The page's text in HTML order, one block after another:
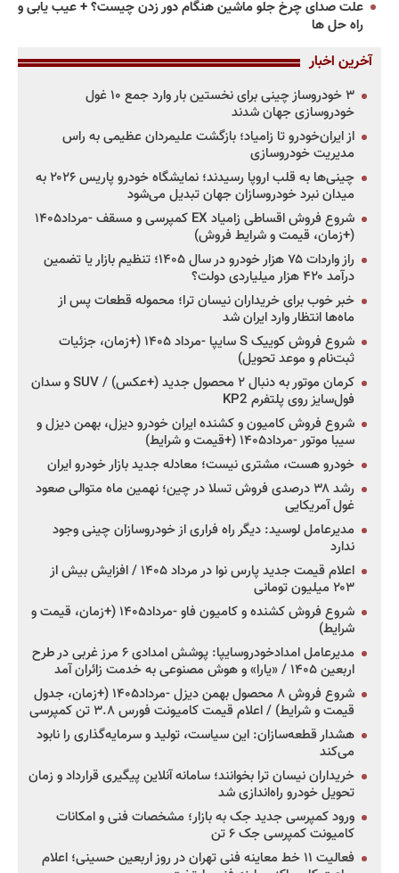
علت صدای چرخ جلو ماشین هنگام دور زدن چیست؟ + عیب یابی و
راه حل ها
آخرین اخبار
۳ خودروساز چینی برای نخستین بار وارد جمع ۱۰ غول
خودروسازی جهان شدند
از ایران‌خودرو تا زامیاد؛ بازگشت علیمردان عظیمی به راس
مدیریت خودروسازی
چینی‌ها به قلب اروپا رسیدند؛ نمایشگاه خودرو پاریس ۲۰۲۶ به
میدان نبرد خودروسازان جهان تبدیل می‌شود
شروع فروش اقساطی زامیاد EX کمپرسی و مسقف -مرداد۱۴۰۵
(+زمان، قیمت و شرایط فروش)
راز واردات ۷۵ هزار خودرو در سال ۱۴۰۵؛ تنظیم بازار یا تضمین
درآمد ۴۲۰ هزار میلیاردی دولت؟
خبر خوب برای خریداران نیسان ترا؛ محموله قطعات پس از
ماه‌ها انتظار وارد ایران شد
شروع فروش کوییک S سایپا -مرداد ۱۴۰۵ (+زمان، جزئیات
ثبت‌نام و موعد تحویل)
کرمان موتور به دنبال ۲ محصول جدید (+عکس) / SUV و سدان
فول‌سایز روی پلتفرم KP2
شروع فروش کامیون و کشنده ایران خودرو دیزل، بهمن دیزل و
سیبا موتور -مرداد۱۴۰۵ (+قیمت و شرایط)
خودرو هست، مشتری نیست؛ معادله جدید بازار خودرو ایران
رشد ۳۸ درصدی فروش تسلا در چین؛ نهمین ماه متوالی صعود
غول آمریکایی
مدیرعامل لوسید: دیگر راه فراری از خودروسازان چینی وجود
ندارد
اعلام قیمت جدید پارس نوا در مرداد ۱۴۰۵ / افزایش بیش از
۲۰۳ میلیون تومانی
شروع فروش کشنده و کامیون فاو -مرداد۱۴۰۵ (+زمان، قیمت و
شرایط)
مدیرعامل امدادخودروسایپا: پوشش امدادی ۶ مرز غربی در طرح
اربعین ۱۴۰۵ / «یارا» و هوش مصنوعی به خدمت زائران آمد
شروع فروش ۸ محصول بهمن دیزل -مرداد۱۴۰۵ (+زمان، جدول
قیمت و شرایط) / اعلام قیمت کامیونت فورس ۳.۸ تن کمپرسی
هشدار قطعه‌سازان: این سیاست، تولید و سرمایه‌گذاری را نابود
می‌کند
خریداران نیسان ترا بخوانند؛ سامانه آنلاین پیگیری قرارداد و زمان
تحویل خودرو راه‌اندازی شد
ورود کمپرسی جدید جک به بازار؛ مشخصات فنی و امکانات
کامیونت کمپرسی جک ۶ تن
فعالیت ۱۱ خط معاینه فنی تهران در روز اربعین حسینی؛ اعلام